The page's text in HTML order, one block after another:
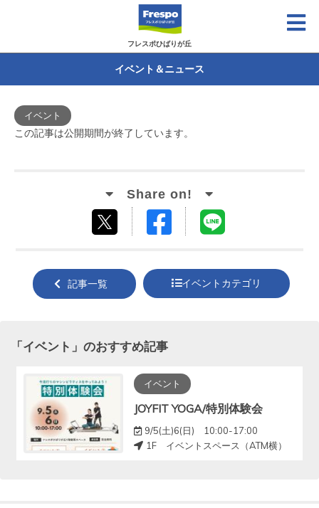
フレスポひばりが丘
イベント＆ニュース
イベント
この記事は公開期間が終了しています。
する
Facebook
る
記事一覧 イベントカテゴリ
「イベント 」のおすすめ記事
イベント
JOYFIT YOGA/特別体験会
9/5(土)6(日) 10:00-17:00
1F イベントスペース（ATM横）